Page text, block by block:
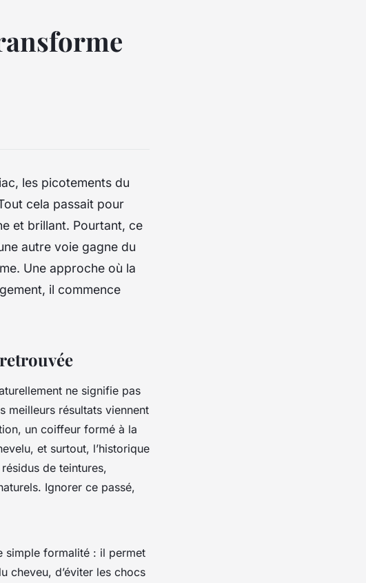
les picotements du
cela passait pour
et brillant. Pourtant, ce
autre voie gagne du
Une approche où la
il commence
ne signifie pas
meilleurs résultats viennent
un coiffeur formé à la
et surtout, l’historique
de teintures,
Ignorer ce passé,
simple formalité : il permet
cheveu, d’éviter les chocs